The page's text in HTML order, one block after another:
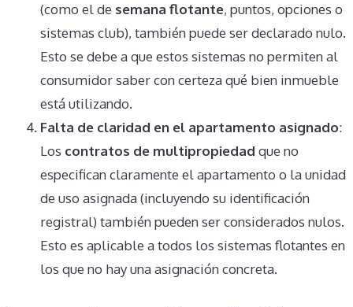
(como el de semana flotante, puntos, opciones o
sistemas club), también puede ser declarado nulo.
Esto se debe a que estos sistemas no permiten al
consumidor saber con certeza qué bien inmueble
está utilizando​.
Falta de claridad en el apartamento asignado:
Los contratos de multipropiedad que no
especifican claramente el apartamento o la unidad
de uso asignada (incluyendo su identificación
registral) también pueden ser considerados nulos.
Esto es aplicable a todos los sistemas flotantes en
los que no hay una asignación concreta​.